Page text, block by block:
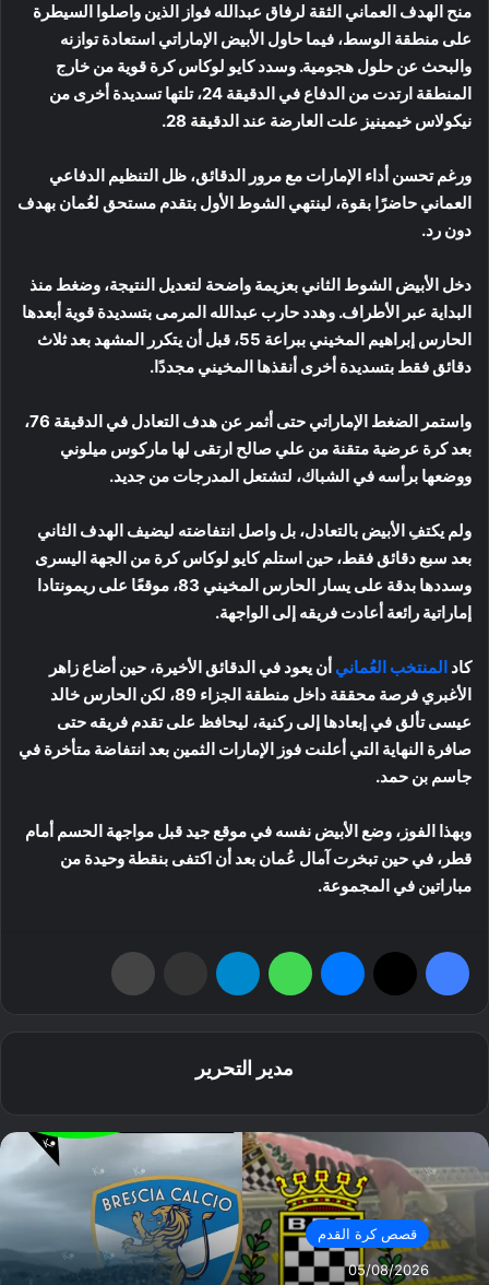
منح الهدف العماني الثقة لرفاق عبدالله فواز الذين واصلوا السيطرة
على منطقة الوسط، فيما حاول الأبيض الإماراتي استعادة توازنه
والبحث عن حلول هجومية. وسدد كايو لوكاس كرة قوية من خارج
المنطقة ارتدت من الدفاع في الدقيقة 24، تلتها تسديدة أخرى من
نيكولاس خيمينيز علت العارضة عند الدقيقة 28.
ورغم تحسن أداء الإمارات مع مرور الدقائق، ظل التنظيم الدفاعي
العماني حاضرًا بقوة، لينتهي الشوط الأول بتقدم مستحق لعُمان بهدف
دون رد.
دخل الأبيض الشوط الثاني بعزيمة واضحة لتعديل النتيجة، وضغط منذ
البداية عبر الأطراف. وهدد حارب عبدالله المرمى بتسديدة قوية أبعدها
الحارس إبراهيم المخيني ببراعة 55، قبل أن يتكرر المشهد بعد ثلاث
دقائق فقط بتسديدة أخرى أنقذها المخيني مجددًا.
واستمر الضغط الإماراتي حتى أثمر عن هدف التعادل في الدقيقة 76،
بعد كرة عرضية متقنة من علي صالح ارتقى لها ماركوس ميلوني
ووضعها برأسه في الشباك، لتشتعل المدرجات من جديد.
ولم يكتفِ الأبيض بالتعادل، بل واصل انتفاضته ليضيف الهدف الثاني
بعد سبع دقائق فقط، حين استلم كايو لوكاس كرة من الجهة اليسرى
وسددها بدقة على يسار الحارس المخيني 83، موقعًا على ريمونتادا
إماراتية رائعة أعادت فريقه إلى الواجهة.
كاد المنتخب العُماني أن يعود في الدقائق الأخيرة، حين أضاع زاهر
الأغبري فرصة محققة داخل منطقة الجزاء 89، لكن الحارس خالد
عيسى تألق في إبعادها إلى ركنية، ليحافظ على تقدم فريقه حتى
صافرة النهاية التي أعلنت فوز الإمارات الثمين بعد انتفاضة متأخرة في
جاسم بن حمد.
وبهذا الفوز، وضع الأبيض نفسه في موقع جيد قبل مواجهة الحسم أمام
قطر، في حين تبخرت آمال عُمان بعد أن اكتفى بنقطة وحيدة من
مباراتين في المجموعة.
مدير التحرير
قصص كرة القدم
05/08/2026